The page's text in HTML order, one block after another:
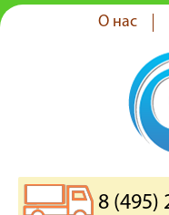
О нас
8 (495)